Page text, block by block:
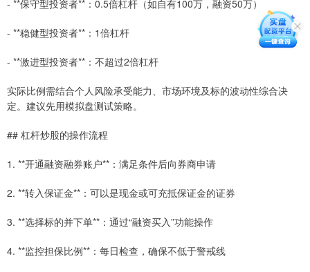
- **保守型投资者**：0.5倍杠杆（如自有100万，融资50万）
- **稳健型投资者**：1倍杠杆
- **激进型投资者**：不超过2倍杠杆
实际比例需结合个人风险承受能力、市场环境及标的波动性综合决
定。建议先用模拟盘测试策略。
## 杠杆炒股的操作流程
1. **开通融资融券账户**：满足条件后向券商申请
2. **转入保证金**：可以是现金或可充抵保证金的证券
3. **选择标的并下单**：通过“融资买入”功能操作
4. **监控担保比例**：每日检查，确保不低于警戒线